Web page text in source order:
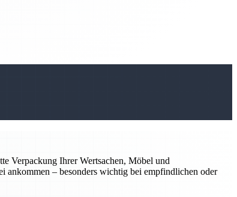
Verpackung Ihrer Wertsachen, Möbel und
ankommen – besonders wichtig bei empfindlichen oder